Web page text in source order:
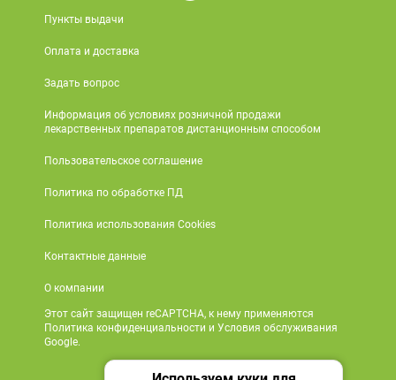
Пункты выдачи
Оплата и доставка
Задать вопрос
Информация об условиях розничной продажи
лекарственных препаратов дистанционным способом
Пользовательское соглашение
Политика по обработке ПД
Политика использования Cookies
Контактные данные
О компании
Этот сайт защищен reCAPTCHA, к нему применяются
Политика конфиденциальности и Условия обслуживания
Google.